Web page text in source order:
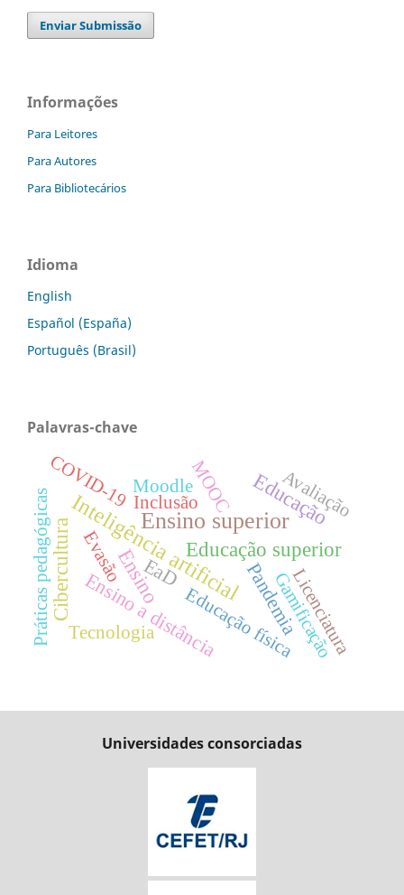
Enviar Submissão
Informações
Para Leitores
Para Autores
Para Bibliotecários
Idioma
English
Español (España)
Português (Brasil)
Palavras-chave
Ensino superior
Inteligência artificialEducação
Ensino
Cibercultura Educação superior
EaD
Ensino a distância Pandemia
Inclusão
Práticas pedagógicas Gamificação
COVID-19 MOOC
Educação física
Evasão
Moodle
Licenciatura
Tecnologia
Avaliação
Universidades consorciadas